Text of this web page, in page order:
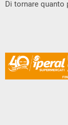
Di tornare